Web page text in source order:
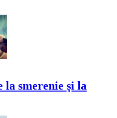
la smerenie şi la